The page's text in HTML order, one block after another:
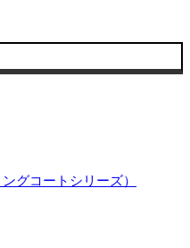
グコートシリーズ）